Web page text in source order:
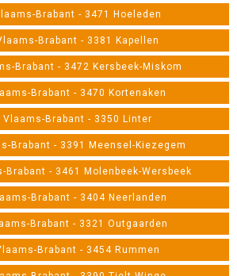
Brabant - 3471 Hoeleden
Brabant - 3381 Kapellen
Brabant - 3472 Kersbeek-Miskom
Brabant - 3470 Kortenaken
Vlaams-Brabant - 3350 Linter
Brabant - 3391 Meensel-Kiezegem
Brabant - 3461 Molenbeek-Wersbeek
Brabant - 3404 Neerlanden
Brabant - 3321 Outgaarden
Brabant - 3454 Rummen